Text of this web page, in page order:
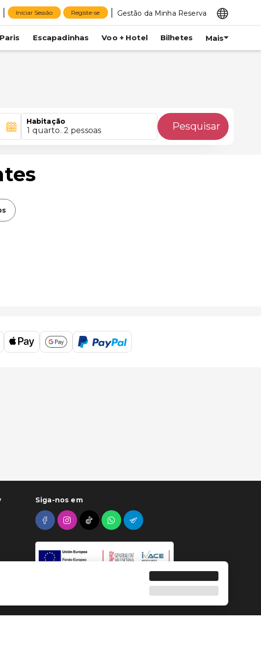
Iniciar Sessão Registe-se Gestão da Minha Reserva
Escapadinhas Voo + Hotel Bilhetes Mais
Habitação
1 quarto. 2 pessoas Pesquisar
Siga-nos em